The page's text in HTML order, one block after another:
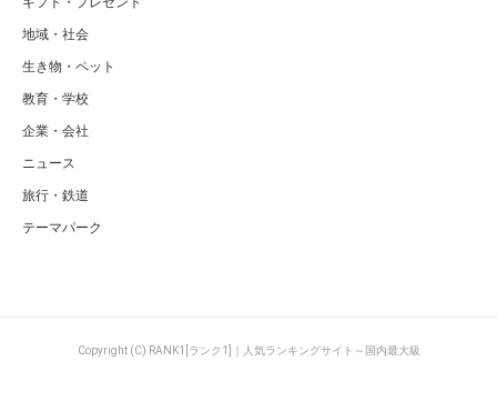
地域・社会
生き物・ペット
教育・学校
企業・会社
ニュース
旅行・鉄道
テーマパーク
Copyright (C) RANK1[ランク1]｜人気ランキングサイト～国内最大級